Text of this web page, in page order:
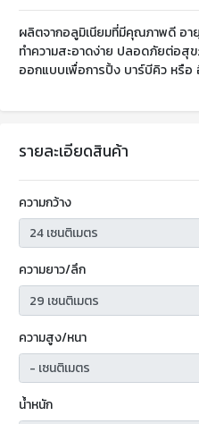
ผลิตจากอลูมิเนียมที่มีคุณภาพดี อายุ
ทำความสะอาดง่าย ปลอดภัยต่อ
ออกแบบเพื่อการปิ้ง บาร์บีคิว หรือ
รายละเอียดสินค้า
ความกว้าง
ความยาว/ลึก
ความสูง/หนา
น้ำหนัก